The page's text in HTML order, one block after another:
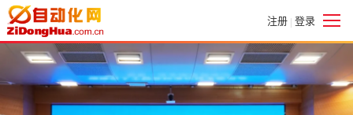
注册 | 登录